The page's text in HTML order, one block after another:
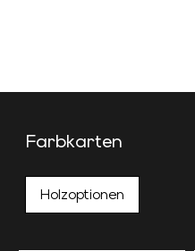
Farbkarten
Holzoptionen